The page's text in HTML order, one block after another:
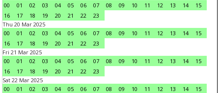
00
01 02 03 04 05 06 07 08 09 10 11 12 13 14
15
16
17 18 19 20 21 22
23
Thu 20 Mar 2025
00
01 02 03 04 05 06 07 08 09 10 11 12 13 14
15
16
17 18 19 20 21 22
23
Fri 21 Mar 2025
00
01 02 03 04 05 06 07 08 09 10 11 12 13 14
15
16
17 18 19 20 21 22
23
Sat 22 Mar 2025
00
01 02 03 04 05 06 07 08 09 10 11 12 13 14
15